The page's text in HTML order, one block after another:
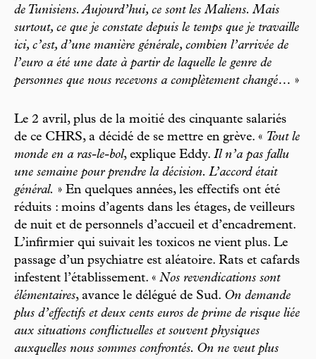
de Tunisiens. Aujourd’hui, ce sont les Maliens. Mais
surtout, ce que je constate depuis le temps que je travaille
ici, c’est, d’une manière générale, combien l’arrivée de
l’euro a été une date à partir de laquelle le genre de
personnes que nous recevons a complètement changé… »
Le 2 avril, plus de la moitié des cinquante salariés
de ce CHRS, a décidé de se mettre en grève. « Tout le
monde en a ras-le-bol, explique Eddy. Il n’a pas fallu
une semaine pour prendre la décision. L’accord était
général. » En quelques années, les effectifs ont été
réduits : moins d’agents dans les étages, de veilleurs
de nuit et de personnels d’accueil et d’encadrement.
L’infirmier qui suivait les toxicos ne vient plus. Le
passage d’un psychiatre est aléatoire. Rats et cafards
infestent l’établissement. « Nos revendications sont
élémentaires, avance le délégué de Sud. On demande
plus d’effectifs et deux cents euros de prime de risque liée
aux situations conflictuelles et souvent physiques
auxquelles nous sommes confrontés. On ne veut plus